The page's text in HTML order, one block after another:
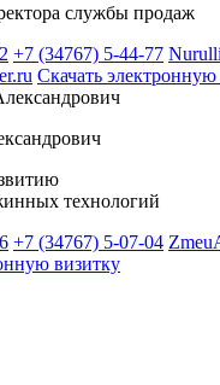
службы продаж
+7 (34767) 5-44-77
Скачать электронную
технологий
+7 (34767) 5-07-04
визитку